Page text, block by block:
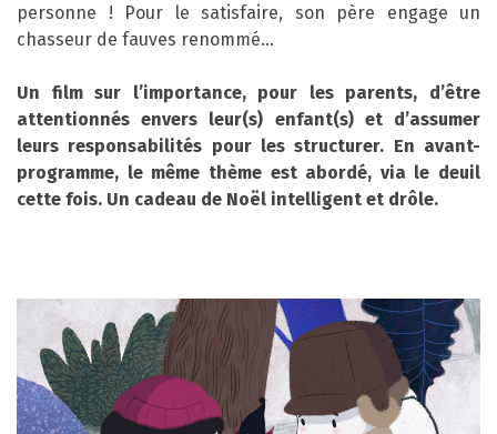
personne ! Pour le satisfaire, son père engage un
chasseur de fauves renommé…
Un film sur l’importance, pour les parents, d’être
attentionnés envers leur(s) enfant(s) et d’assumer
leurs responsabilités pour les structurer. En avant-
programme, le même thème est abordé, via le deuil
cette fois. Un cadeau de Noël intelligent et drôle.